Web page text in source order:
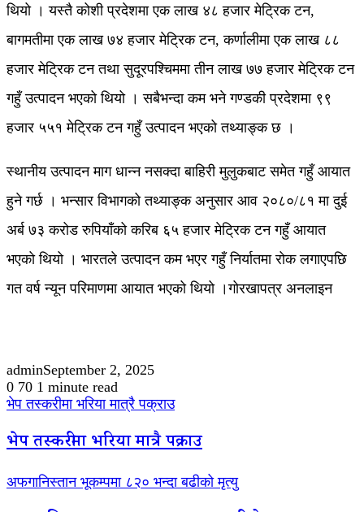
थियो । यस्तै कोशी प्रदेशमा एक लाख ४८ हजार मेट्रिक टन,
बागमतीमा एक लाख ७४ हजार मेट्रिक टन, कर्णालीमा एक लाख ८८
हजार मेट्रिक टन तथा सुदूरपश्चिममा तीन लाख ७७ हजार मेट्रिक टन
गहुँ उत्पादन भएको थियो । सबैभन्दा कम भने गण्डकी प्रदेशमा ९९
हजार ५५१ मेट्रिक टन गहुँ उत्पादन भएको तथ्याङ्क छ ।
स्थानीय उत्पादन माग धान्न नसक्दा बाहिरी मुलुकबाट समेत गहुँ आयात
हुने गर्छ । भन्सार विभागको तथ्याङ्क अनुसार आव २०८०/८१ मा दुई
अर्ब ७३ करोड रुपियाँको करिब ६५ हजार मेट्रिक टन गहुँ आयात
भएको थियो । भारतले उत्पादन कम भएर गहुँ निर्यातमा रोक लगाएपछि
गत वर्ष न्यून परिमाणमा आयात भएको थियो ।गोरखापत्र अनलाइन
adminSeptember 2, 2025
0 70 1 minute read
भेप तस्करीमा भरिया मात्रै पक्राउ
भेप तस्करीमा भरिया मात्रै पक्राउ
अफगानिस्तान भूकम्पमा ८२० भन्दा बढीको मृत्यु